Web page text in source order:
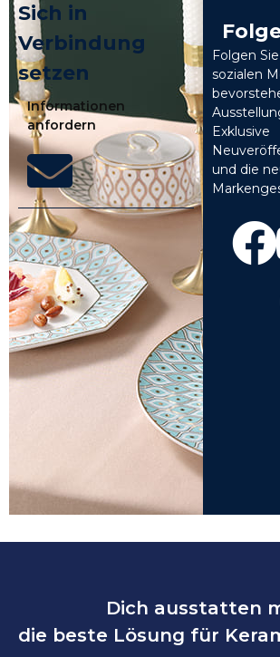
Sich in
Verbindung
setzen
Informationen
anfordern
Folgen
sozialen
Exklusive
und die
Dich ausstatten
die beste Lösung für